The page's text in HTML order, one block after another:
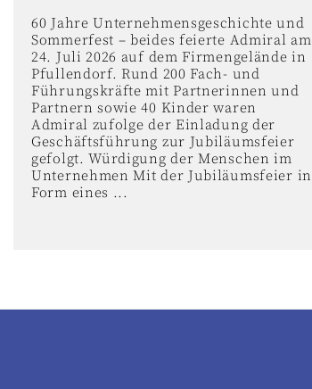
60 Jahre Unternehmensgeschichte und
Sommerfest – beides feierte Admiral am
24. Juli 2026 auf dem Firmengelände in
Pfullendorf. Rund 200 Fach- und
Führungskräfte mit Partnerinnen und
Partnern sowie 40 Kinder waren
Admiral zufolge der Einladung der
Geschäftsführung zur Jubiläumsfeier
gefolgt. Würdigung der Menschen im
Unternehmen Mit der Jubiläumsfeier in
Form eines ...